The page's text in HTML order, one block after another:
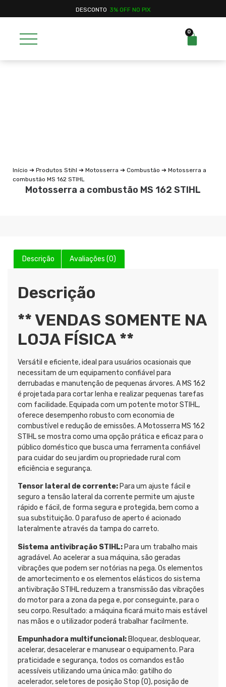
DESCONTO 3% OFF NO PIX
0
Início ➔ Produtos Stihl ➔ Motosserra ➔ Combustão ➔ Motosserra a
combustão MS 162 STIHL
Motosserra a combustão MS 162 STIHL
Descrição Avaliações (0)
Descrição
** VENDAS SOMENTE NA
LOJA FÍSICA **
Versátil e eficiente, ideal para usuários ocasionais que
necessitam de um equipamento confiável para
derrubadas e manutenção de pequenas árvores. A MS 162
é projetada para cortar lenha e realizar pequenas tarefas
com facilidade. Equipada com um potente motor STIHL,
oferece desempenho robusto com economia de
combustível e redução de emissões. A Motosserra MS 162
STIHL se mostra como uma opção prática e eficaz para o
público doméstico que busca uma ferramenta confiável
para cuidar do seu jardim ou propriedade rural com
eficiência e segurança.
Tensor lateral de corrente: Para um ajuste fácil e
seguro a tensão lateral da corrente permite um ajuste
rápido e fácil, de forma segura e protegida, bem como a
sua substituição. O parafuso de aperto é acionado
lateralmente através da tampa do carreto.
Sistema antivibração STIHL: Para um trabalho mais
agradável. Ao acelerar a sua máquina, são geradas
vibrações que podem ser notórias na pega. Os elementos
de amortecimento e os elementos elásticos do sistema
antivibração STIHL reduzem a transmissão das vibrações
do motor para a zona da pega e, por conseguinte, para o
seu corpo. Resultado: a máquina ficará muito mais estável
nas mãos e o utilizador poderá trabalhar facilmente.
Empunhadora multifuncional: Bloquear, desbloquear,
acelerar, desacelerar e manusear o equipamento. Para
praticidade e segurança, todos os comandos estão
acessíveis utilizando uma única mão: gatilho do
acelerador, seletores de posição Stop (O), posição de